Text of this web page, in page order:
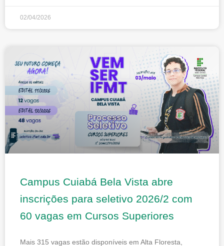
02/04/2026
Campus Cuiabá Bela Vista abre
inscrições para seletivo 2026/2 com
60 vagas em Cursos Superiores
Mais 315 vagas estão disponíveis em Alta Floresta,